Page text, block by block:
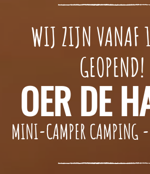
WIJ ZIJN VANAF
GEOPEND!
OER DE
MINI-CAMPER CAMPING -